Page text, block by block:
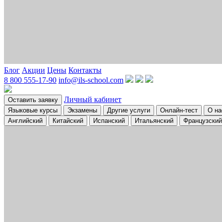
Блог Акции Цены Контакты
8 800 555-17-90 info@ils-school.com
Оставить заявку Личный кабинет
Языковые курсы Экзамены Другие услуги Онлайн-тест
О
Английский
Китайский Испанский Итальянский Французский